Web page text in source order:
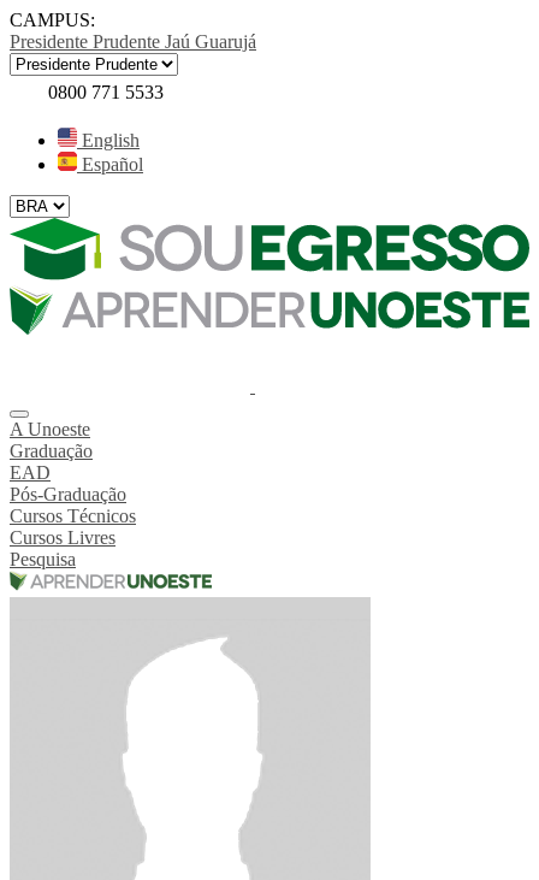
CAMPUS:
Presidente Prudente Jaú Guarujá
0800 771 5533
English
Español
A Unoeste
Graduação
EAD
Pós-Graduação
Cursos Técnicos
Cursos Livres
Pesquisa